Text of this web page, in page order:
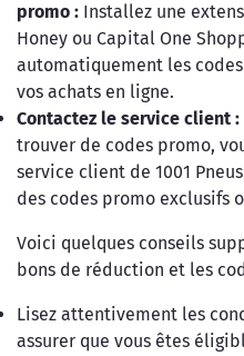
promo : Installez une
Honey ou Capital One
automatiquement les
vos achats en ligne.
Contactez le service client :
trouver de codes promo,
service client de 1001
des codes promo exclusifs
Voici quelques conseils
bons de réduction et les
Lisez attentivement les
assurer que vous êtes